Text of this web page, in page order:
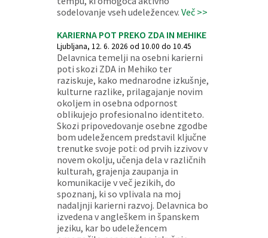
sodelovanje vseh udeležencev. Več >>
KARIERNA POT PREKO ZDA IN MEHIKE
Ljubljana, 12. 6. 2026 od 10.00 do 10.45
Delavnica temelji na osebni karierni
poti skozi ZDA in Mehiko ter
raziskuje, kako mednarodne izkušnje,
kulturne razlike, prilagajanje novim
okoljem in osebna odpornost
oblikujejo profesionalno identiteto.
Skozi pripovedovanje osebne zgodbe
bom udeležencem predstavil ključne
trenutke svoje poti: od prvih izzivov v
novem okolju, učenja dela v različnih
kulturah, grajenja zaupanja in
komunikacije v več jezikih, do
spoznanj, ki so vplivala na moj
nadaljnji karierni razvoj. Delavnica bo
izvedena v angleškem in španskem
jeziku, kar bo udeležencem